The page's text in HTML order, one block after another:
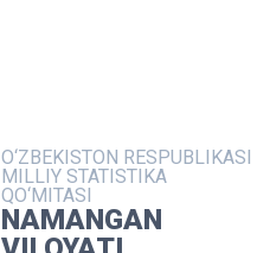
O‘ZBEKISTON RESPUBLIKASI
MILLIY STATISTIKA
QO‘MITASI
NAMANGAN
NASHRLAR
INTERAKTIV XIZMATLAR
MATBUOT XIZMATI